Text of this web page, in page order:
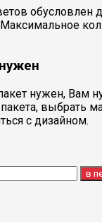
обусловлен
нужен, Вам
выбрать
с дизайном.